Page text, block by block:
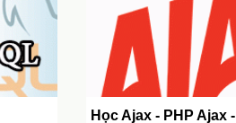
Học Ajax - PHP Ajax